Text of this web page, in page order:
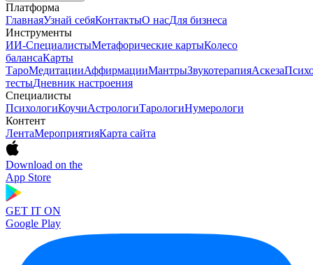
Платформа
ГлавнаяУзнай себяКонтактыО насДля бизнеса
Инструменты
ИИ-СпециалистыМетафорические картыКолесо
балансаКарты
ТароМедитацииАффирмацииМантрыЗвукотерапияАскеза
тестыДневник настроения
Специалисты
ПсихологиКоучиАстрологиТарологиНумерологи
Контент
ЛентаМероприятияКарта сайта
Download on the
App Store
GET IT ON
Google Play